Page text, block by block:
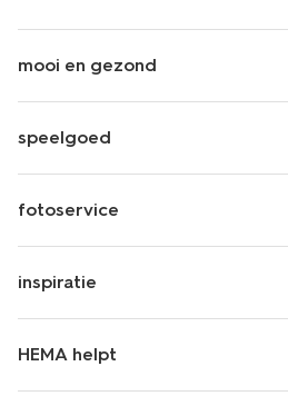
mooi en gezond
speelgoed
fotoservice
inspiratie
HEMA helpt